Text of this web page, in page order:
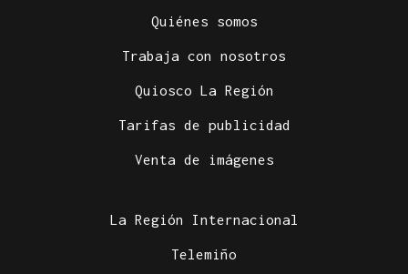
Quiénes somos
Trabaja con nosotros
Quiosco La Región
Tarifas de publicidad
Venta de imágenes
La Región Internacional
Telemiño